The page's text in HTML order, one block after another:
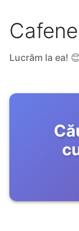
Lucrăm la ea!